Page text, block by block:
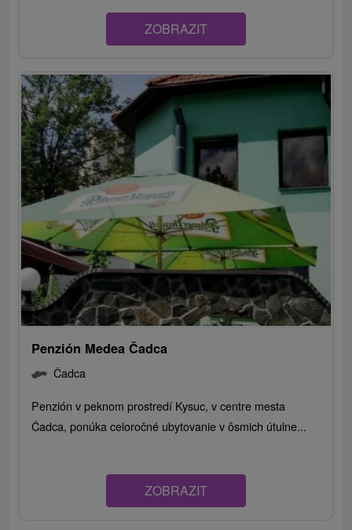
ZOBRAZIT
Penzión Medea Čadca
Čadca
Penzión v peknom prostredí Kysuc, v centre mesta
Čadca, ponúka celoročné ubytovanie v ôsmich útulne...
ZOBRAZIT